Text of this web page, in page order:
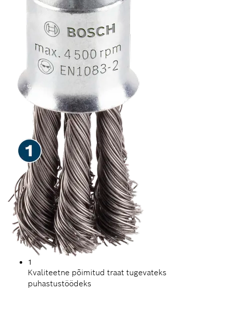
1
Kvaliteetne põimitud traat tugevateks
puhastustöödeks